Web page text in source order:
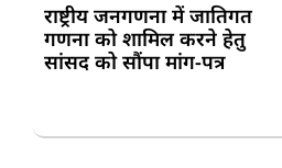
राष्ट्रीय जनगणना में जातिगत
गणना को शामिल करने हेतु
सांसद को सौंपा मांग-पत्र